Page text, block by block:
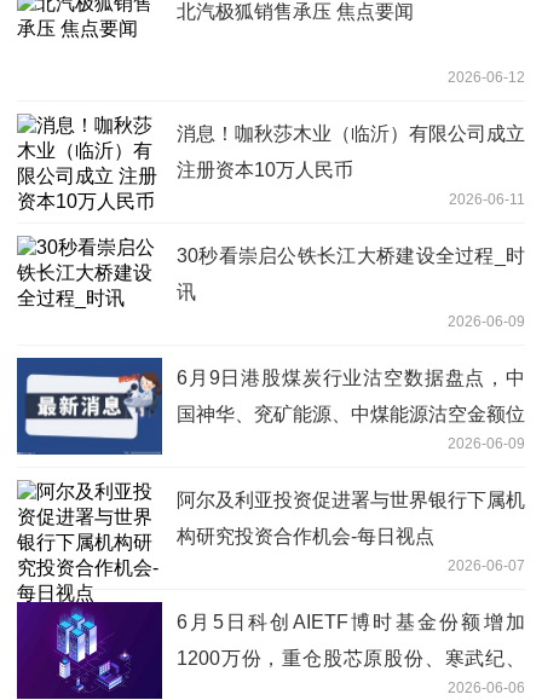
北汽极狐销售承压 焦点要闻
2026-06-12
消息！咖秋莎木业（临沂）有限公司成立
注册资本10万人民币
2026-06-11
30秒看崇启公铁长江大桥建设全过程_时
讯
2026-06-09
6月9日港股煤炭行业沽空数据盘点，中
国神华、兖矿能源、中煤能源沽空金额位
2026-06-09
阿尔及利亚投资促进署与世界银行下属机
构研究投资合作机会-每日视点
2026-06-07
6月5日科创AIETF博时基金份额增加
1200万份，重仓股芯原股份、寒武纪、
2026-06-06